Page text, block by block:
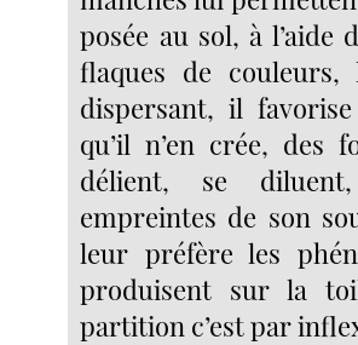
posée au sol, à
flaques de
dispersant, il
qu’il n’en crée, des
délient, se
empreintes de son
leur préfère les
produisent sur la
partition c’est par